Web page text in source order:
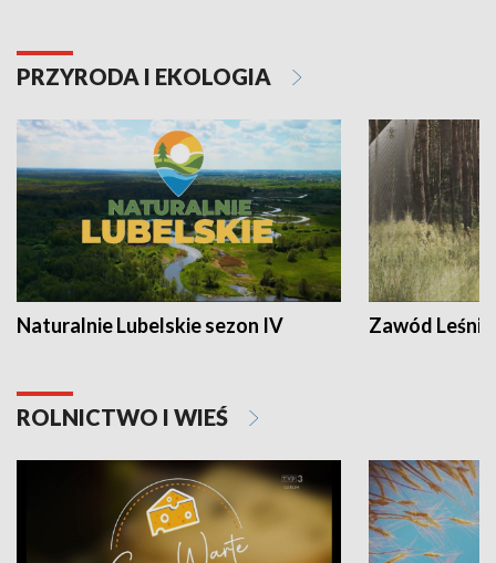
PRZYRODA I EKOLOGIA
Naturalnie Lubelskie sezon IV Zawód Leśnik
ROLNICTWO I WIEŚ